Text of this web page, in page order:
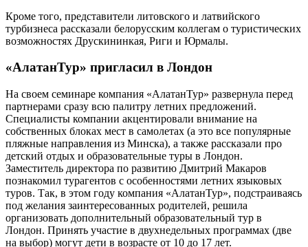
Кроме того, представители литовского и латвийского
турбизнеса рассказали белорусским коллегам о туристических
возможностях Друскининкая, Риги и Юрмалы.
«АлатанТур» пригласил в Лондон
На своем семинаре компания «АлатанТур» развернула перед
партнерами сразу всю палитру летних предложений.
Специалисты компании акцентировали внимание на
собственных блоках мест в самолетах (а это все популярные
пляжные направления из Минска), а также рассказали про
детский отдых и образовательные туры в Лондон.
Заместитель директора по развитию Дмитрий Макаров
познакомил турагентов с особенностями летних языковых
туров. Так, в этом году компания «АлатанТур», подстраиваясь
под желания заинтересованных родителей, решила
организовать дополнительный образовательный тур в
Лондон. Принять участие в двухнедельных программах (две
на выбор) могут дети в возрасте от 10 до 17 лет.